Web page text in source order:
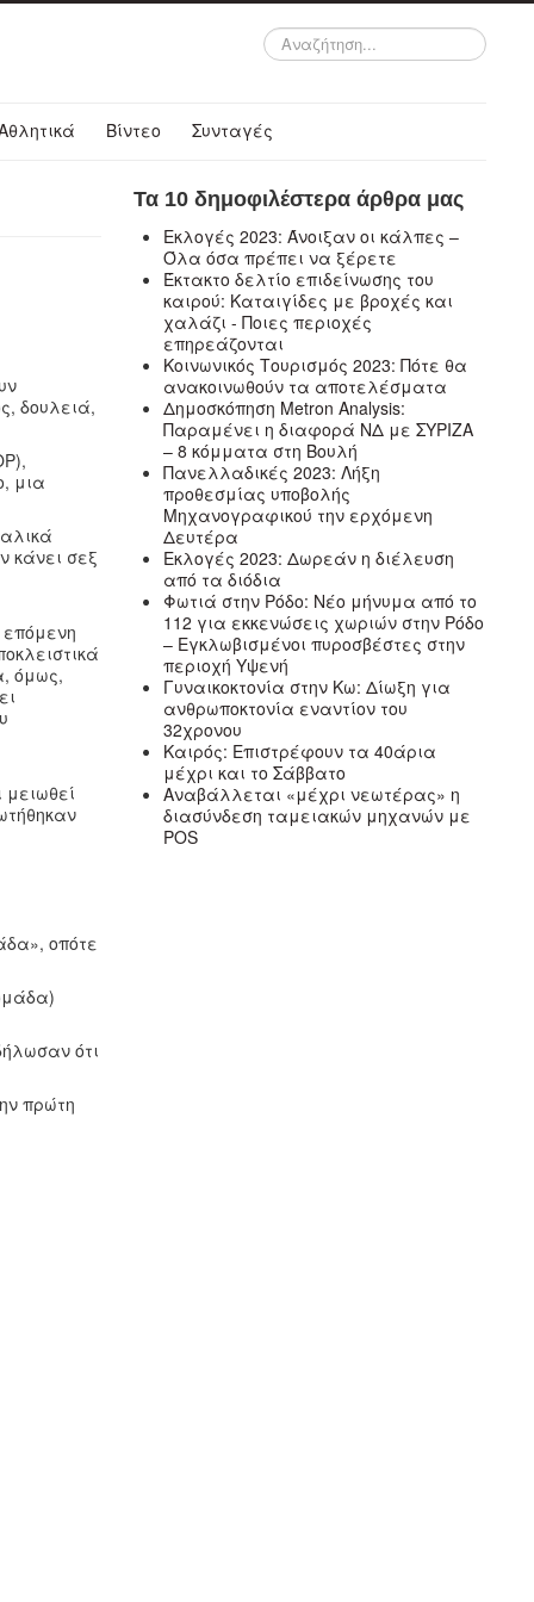
Αναζήτηση...
Βίντεο Συνταγές
δουλειά,
μια
κάνει σεξ
όμως,
οπότε
ότι
πρώτη
Τα 10 δημοφιλέστερα άρθρα μας
Εκλογές 2023: Άνοιξαν οι κάλπες –
Όλα όσα πρέπει να ξέρετε
Έκτακτο δελτίο επιδείνωσης του
καιρού: Καταιγίδες με βροχές και
χαλάζι - Ποιες περιοχές
επηρεάζονται
Κοινωνικός Τουρισμός 2023: Πότε θα
ανακοινωθούν τα αποτελέσματα
Δημοσκόπηση Metron Analysis:
Παραμένει η διαφορά ΝΔ με ΣΥΡΙΖΑ
– 8 κόμματα στη Βουλή
Πανελλαδικές 2023: Λήξη
προθεσμίας υποβολής
Μηχανογραφικού την ερχόμενη
Δευτέρα
Εκλογές 2023: Δωρεάν η διέλευση
από τα διόδια
Φωτιά στην Ρόδο: Νέο μήνυμα από το
112 για εκκενώσεις χωριών στην Ρόδο
– Εγκλωβισμένοι πυροσβέστες στην
περιοχή Υψενή
Γυναικοκτονία στην Κω: Δίωξη για
ανθρωποκτονία εναντίον του
32χρονου
Καιρός: Επιστρέφουν τα 40άρια
μέχρι και το Σάββατο
Αναβάλλεται «μέχρι νεωτέρας» η
διασύνδεση ταμειακών μηχανών με
POS